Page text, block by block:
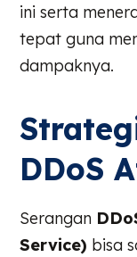
ini serta
tepat guna
dampaknya.
DDoS
Serangan
Service) bisa